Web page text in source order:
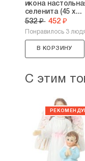
икона
селенита (45 х...
532 ₽ 452 ₽
Понравилось 3
В КОРЗИНУ
С этим